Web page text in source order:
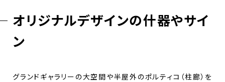
オリジナルデザインの什器やサイ
ン
グランドギャラリーの大空間や半屋外のポルティコ（柱廊）を